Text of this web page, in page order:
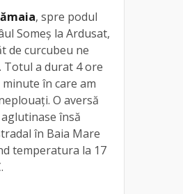
, spre podul
Someș la Ardusat,
de curcubeu ne
Totul a durat 4 ore
minute în care am
O aversă
însă
în Baia Mare
temperatura la 17